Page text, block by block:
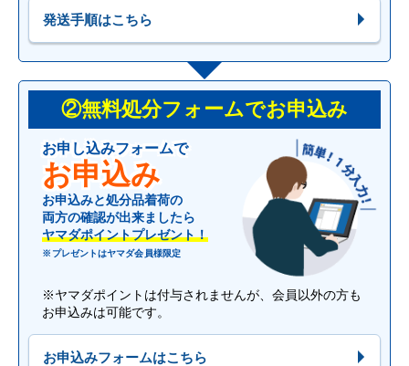
発送手順はこちら
②無料処分フォームでお申込み
お申し込みフォームで
お申込み
お申込みと処分品着荷の
両方の確認が出来ましたら
ヤマダポイントプレゼント！
※プレゼントはヤマダ会員様限定
※ヤマダポイントは付与されませんが、会員以外の方も
お申込みは可能です。
お申込みフォームはこちら